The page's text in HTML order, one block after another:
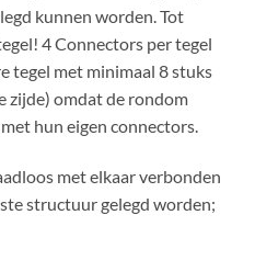
kunnen worden. Tot
4 Connectors per tegel
tegel met minimaal 8 stuks
zijde) omdat de rondom
hun eigen connectors.
met elkaar verbonden
structuur gelegd worden;